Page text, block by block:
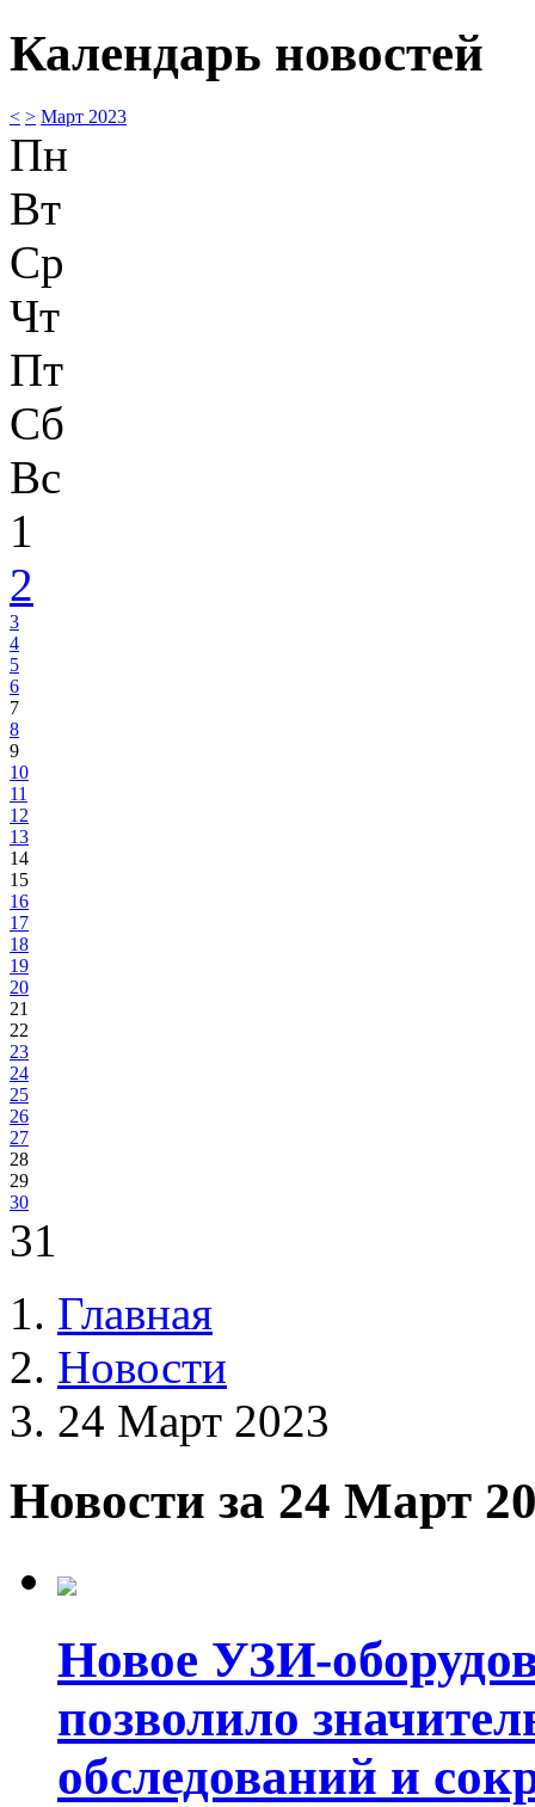
Календарь новостей
< > Март 2023
Пн
Вт
Ср
Чт
Пт
Сб
Вс
1
2
3
4
5
6
7
8
9
10
11
12
13
14
15
16
17
18
19
20
21
22
23
24
25
26
27
28
29
30
31
Главная
Новости
24 Март 2023
Новости за 24 Март
Новое УЗИ-
позволило
обследований и